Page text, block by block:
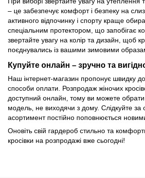
– це забезпечує комфорт і безпеку на
активного відпочинку і спорту краще
спеціальним протектором, що запобігає
звертайте увагу на колір та дизайн, щоб
поєднувались із вашими зимовими
Купуйте онлайн – зручно та
Наш інтернет-магазин пропонує швидку
способи оплати. Розпродаж жіночих
доступний онлайн, тому ви можете обрати
модель, не виходячи з дому. Слідкуйте
асортимент постійно поповнюється
Оновіть свій гардероб стильно та
кросівки на розпродажі вже сьогодні!